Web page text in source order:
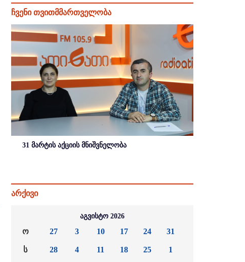
ჩვენი თვითმმართველობა
31 მარტის აქციის მნიშვნელობა
არქივი
აგვისტო 2026
ო
ს
27
28
3
4
10
11
17
18
24
25
31
1